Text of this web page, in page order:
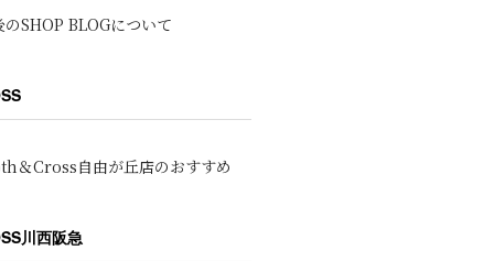
のSHOP BLOGについて
＆Cross自由が丘店のおすすめ
川西阪急